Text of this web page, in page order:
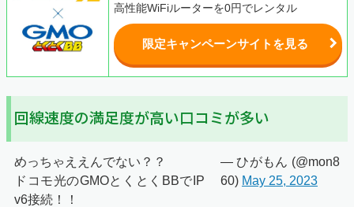
高性能WiFiルーターを0円でレンタル
限定キャンペーンサイトを見る
回線速度の満足度が高い口コミが多い
めっちゃええんでない？？
ドコモ光のGMOとくとくBBでIP
v6接続！！
— ひがもん (@mon8
60) May 25, 2023